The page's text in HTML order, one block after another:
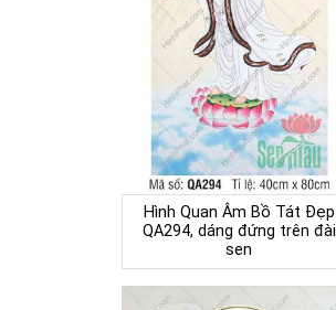
Hình Quan Âm Bồ Tát Đẹp
QA294, dáng đứng trên đài
sen